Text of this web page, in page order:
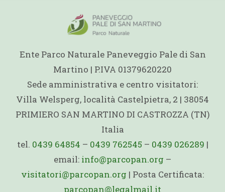
Ente Parco Naturale Paneveggio Pale di San
Martino | P.IVA 01379620220
Sede amministrativa e centro visitatori:
Villa Welsperg, località Castelpietra, 2 | 38054
PRIMIERO SAN MARTINO DI CASTROZZA (TN)
Italia
tel. 0439 64854 – 0439 762545 – 0439 026289 |
email: info@parcopan.org –
visitatori@parcopan.org | Posta Certificata:
parcopan@legalmail.it